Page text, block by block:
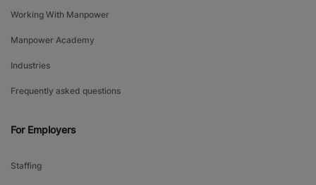
Working With Manpower
Manpower Academy
Industries
Frequently asked questions
For Employers
Staffing